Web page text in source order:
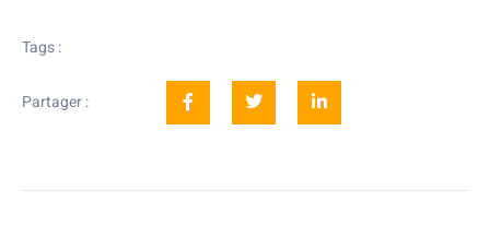
Tags :
Partager :